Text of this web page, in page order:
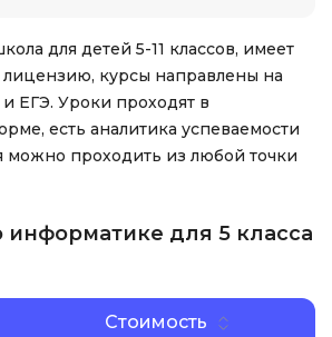
для детей 5-11 классов, имеет
лицензию, курсы направлены на
ЕГЭ. Уроки проходят в
есть аналитика успеваемости
можно проходить из любой точки
информатике для 5 класса
Стоимость